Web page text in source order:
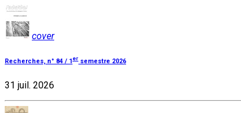
cover
Recherches, n° 84 / 1 er semestre 2026
31 juil. 2026